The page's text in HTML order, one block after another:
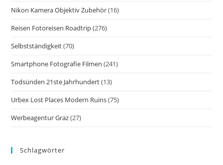
Nikon Kamera Objektiv Zubehör(16)
Reisen Fotoreisen Roadtrip(276)
Selbstständigkeit(70)
Smartphone Fotografie Filmen (241)
Todsünden 21ste Jahrhundert(13)
Urbex Lost Places Modern Ruins(75)
Werbeagentur Graz(27)
Schlagwörter